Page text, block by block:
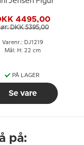
4495,00
DKK 5395,00
Varenr.: DJ1219
Mål: H: 22 cm
PÅ LAGER
Se vare
på: